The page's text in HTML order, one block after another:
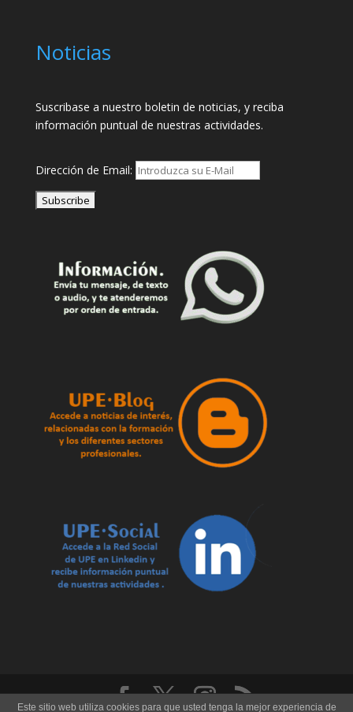
Noticias
Suscribase a nuestro boletin de noticias, y reciba
información puntual de nuestras actividades.
Dirección de Email:
Este sitio web utiliza cookies para que usted tenga la mejor experiencia de